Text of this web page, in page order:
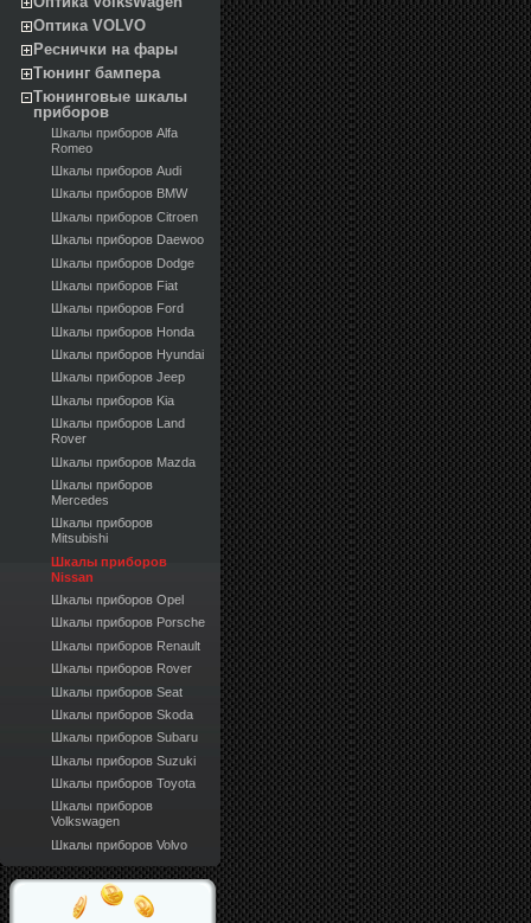
Оптика VOLVO
Реснички на фары
Тюнинг бампера
Тюнинговые шкалы
приборов
Шкалы приборов Alfa
Romeo
Шкалы приборов Audi
Шкалы приборов BMW
Шкалы приборов Citroen
Шкалы приборов Daewoo
Шкалы приборов Dodge
Шкалы приборов Fiat
Шкалы приборов Ford
Шкалы приборов Honda
Шкалы приборов Hyundai
Шкалы приборов Jeep
Шкалы приборов Kia
Шкалы приборов Land
Rover
Шкалы приборов Mazda
Шкалы приборов
Mercedes
Шкалы приборов
Mitsubishi
Шкалы приборов
Nissan
Шкалы приборов Opel
Шкалы приборов Porsche
Шкалы приборов Renault
Шкалы приборов Rover
Шкалы приборов Seat
Шкалы приборов Skoda
Шкалы приборов Subaru
Шкалы приборов Suzuki
Шкалы приборов Toyota
Шкалы приборов
Volkswagen
Шкалы приборов Volvo